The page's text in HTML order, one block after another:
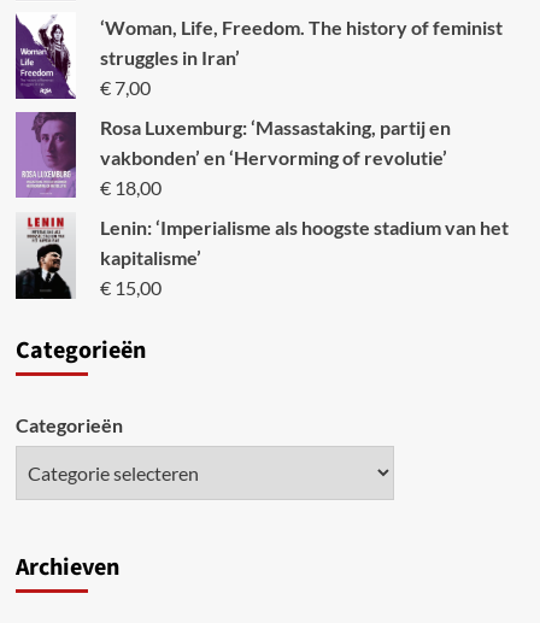
‘Woman, Life, Freedom. The history of feminist
struggles in Iran’
€7,00
Rosa Luxemburg: ‘Massastaking, partij en
vakbonden’ en ‘Hervorming of revolutie’
€18,00
Lenin: ‘Imperialisme als hoogste stadium van het
kapitalisme’
€15,00
Categorieën
Categorieën
Archieven